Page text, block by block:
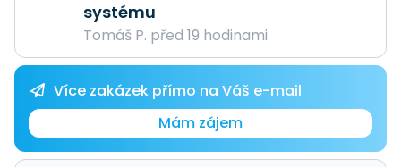
systému
Tomáš P. před 19 hodinami
Více zakázek přímo na Váš e-mail
Mám zájem